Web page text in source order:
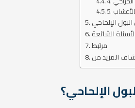
الإلحاحي
مرتبط
الإلحاحي؟